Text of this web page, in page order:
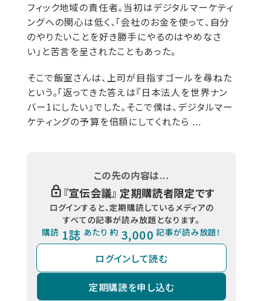
フィック地域の責任者。当初はデジタルマーケティ
ングへの関心は低く、「会社のお金を使って、自分
のやりたいことを好き勝手にやるのはやめなさ
い」と苦言を呈されたこともあった。
そこで飯室さんは、上司が目指すゴールを尋ねた
という。「返ってきた答えは『日本法人を世界ナン
バー1にしたい』でした。そこで僕は、デジタルマー
ケティングの予算を倍額にしてくれたら ...
この先の内容は...
『宣伝会議』 定期購読者限定です
ログインすると、定期購読しているメディアの
すべての記事が読み放題となります。
購読 1誌 あたり 約 3,000 記事が読み放題！
ログインして読む
定期購読を申し込む